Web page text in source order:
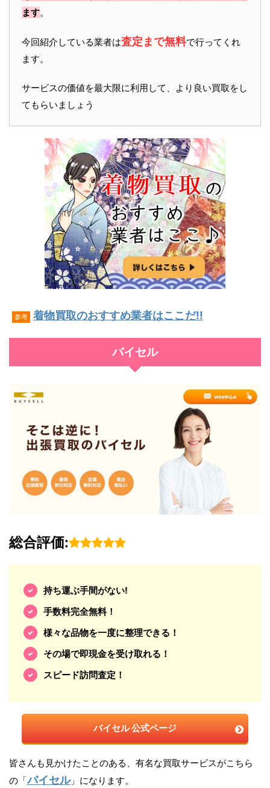
ます。
今回紹介している業者は査定まで無料で行ってくれ
ます。
サービスの価値を最大限に利用して、より良い買取をし
てもらいましょう
参考 着物買取のおすすめ業者はここだ!!
バイセル
総合評価:
持ち運ぶ手間がない!
手数料完全無料！
様々な品物を一度に整理できる！
その場で即現金を受け取れる！
スピード訪問査定！
バイセル 公式ページ
皆さんも見かけたことのある、有名な買取サービスがこちら
の「バイセル」になります。